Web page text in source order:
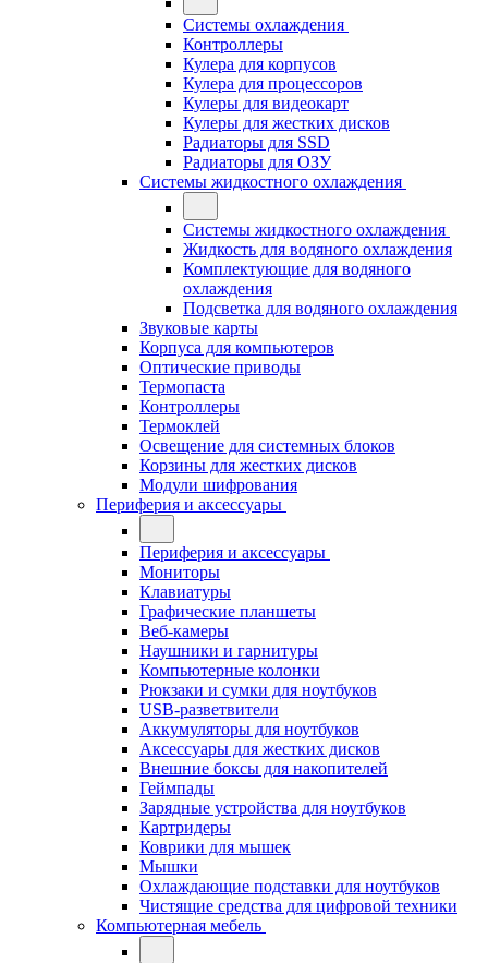
Системы охлаждения
Контроллеры
Кулера для корпусов
Кулера для процессоров
Кулеры для видеокарт
Кулеры для жестких дисков
Радиаторы для SSD
Радиаторы для ОЗУ
Системы жидкостного охлаждения
Системы жидкостного охлаждения
Жидкость для водяного охлаждения
Комплектующие для водяного
охлаждения
Подсветка для водяного охлаждения
Звуковые карты
Корпуса для компьютеров
Оптические приводы
Термопаста
Контроллеры
Термоклей
Освещение для системных блоков
Корзины для жестких дисков
Модули шифрования
Периферия и аксессуары
Периферия и аксессуары
Мониторы
Клавиатуры
Графические планшеты
Веб-камеры
Наушники и гарнитуры
Компьютерные колонки
Рюкзаки и сумки для ноутбуков
USB-разветвители
Аккумуляторы для ноутбуков
Аксессуары для жестких дисков
Внешние боксы для накопителей
Геймпады
Зарядные устройства для ноутбуков
Картридеры
Коврики для мышек
Мышки
Охлаждающие подставки для ноутбуков
Чистящие средства для цифровой техники
Компьютерная мебель